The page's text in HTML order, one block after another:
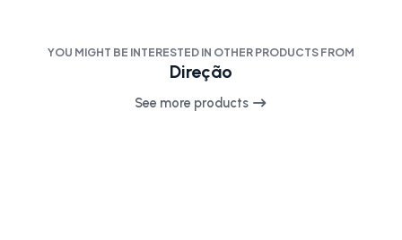
YOU MIGHT BE INTERESTED IN OTHER PRODUCTS FROM
Direção
See more products